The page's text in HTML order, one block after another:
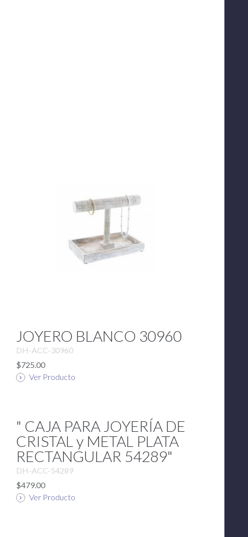
JOYERO BLANCO 30960
DH-ACC-30960
$725.00
Ver Producto
" CAJA PARA JOYERÍA DE
CRISTAL y METAL PLATA
RECTANGULAR 54289"
DH-ACC-54289
$479.00
Ver Producto